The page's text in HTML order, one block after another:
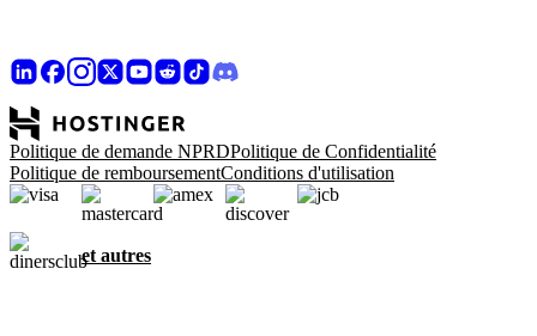
Politique de demande NPRDPolitique de Confidentialité
Politique de remboursementConditions d'utilisation
et autres